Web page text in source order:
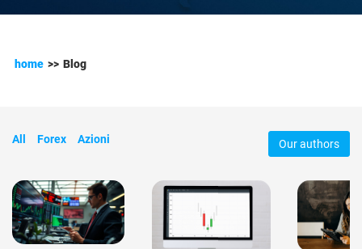
home >> Blog
All Forex Azioni Our authors